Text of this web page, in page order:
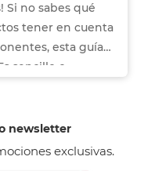
Si no sabes qué
tener en cuenta
esta guía
sencillo o
newsletter
exclusivas.